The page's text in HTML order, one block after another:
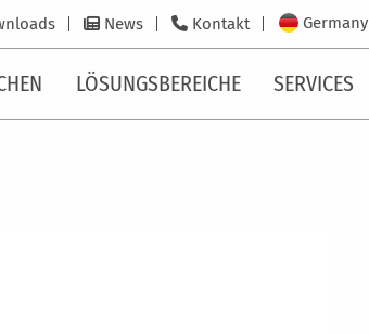
News Kontakt Germany
LÖSUNGSBEREICHE SERVICES